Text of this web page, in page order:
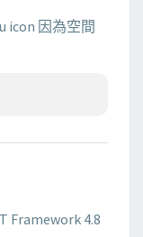
icon 因為空間
Framework 4.8